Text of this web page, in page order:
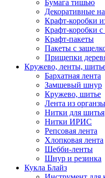
Бумага тишью
Декоративные
Крафт-коробки
Крафт-коробки
Крафт-пакеты
Пакеты с
Прищепки
Кружево, ленты,
Бархатная лента
Замшевый шнур
Кружево, шитье
Лента из
Нитки для шитья
Нитки ИРИС
Репсовая лента
Хлопковая лента
Шебби-ленты
Шнур и резинка
Кукла Блайз